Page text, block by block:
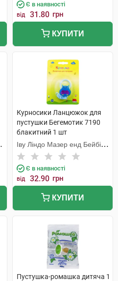
Є в наявності
від 31.80 грн
КУПИТИ
Курносики Ланцюжок для
пустушки Бегемотик 7190
блакитний 1 шт
Іву Ліндо Мазер енд Бейбі
Продактс
Є в наявності
від 32.90 грн
КУПИТИ
Пустушка-ромашка дитяча 1